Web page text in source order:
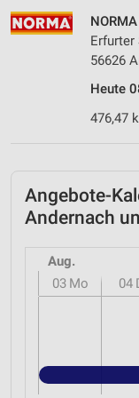
Erfurter
56626
Heute
476,47
Angebote-
Andernach
Aug.
03 Mo 04
Verwendung
Geräte anhand
Informationen
Nicht-IAB-
Funktional
Werbung